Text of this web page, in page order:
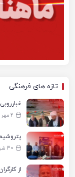
تازه های فرهنگی
2 مهر 1404 - ۲۱:۵۶
30 شهریور 1404 - ۲۱:۴۵
از